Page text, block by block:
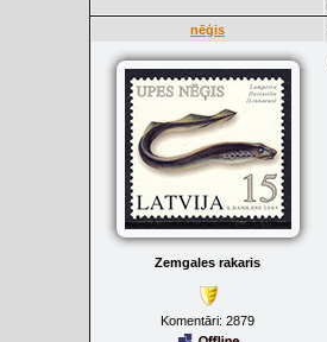
nēģis
Zemgales rakaris
Komentāri: 2879